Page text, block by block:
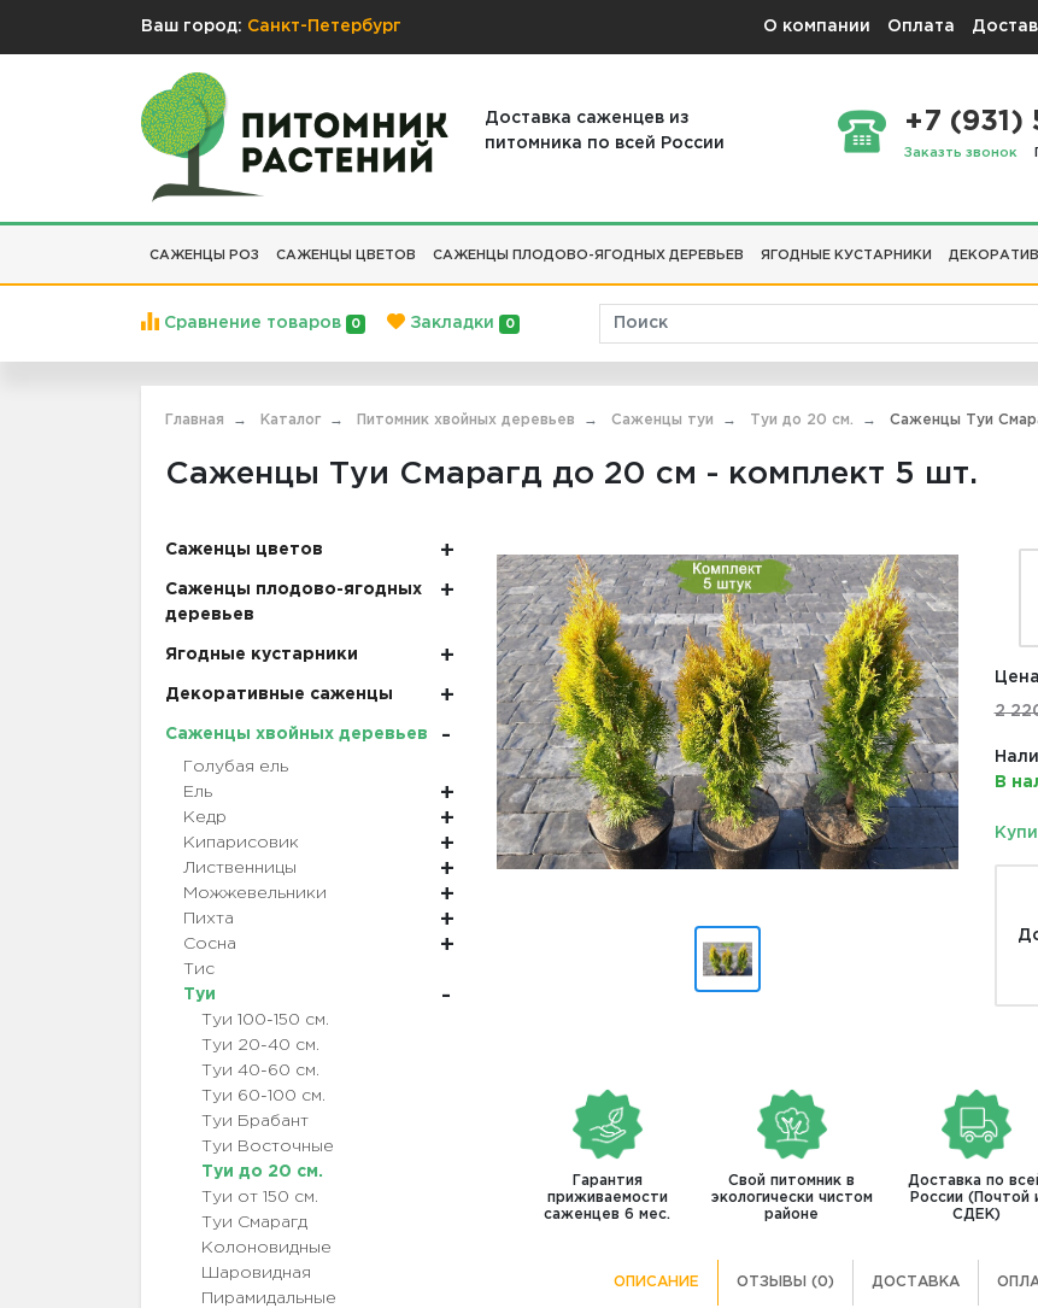
Ваш город: Санкт-Петербург О компании Оплата
Доставка саженцев из
питомника по всей России
+7 (931)
Заказть звонок
САЖЕНЦЫ РОЗ САЖЕНЦЫ ЦВЕТОВ САЖЕНЦЫ ПЛОДОВО-ЯГОДНЫХ ДЕРЕВЬЕВ ЯГОДНЫЕ КУСТАРНИКИ
Сравнение товаров 0 Закладки 0
Главная Каталог Питомник хвойных деревьев Саженцы туи Туи до 20 см. Саженцы Туи
Саженцы Туи Смарагд до 20 см - комплект 5 шт.
Саженцы цветов
Саженцы плодово-ягодных
деревьев
Ягодные кустарники
Декоративные саженцы
Саженцы хвойных деревьев
Голубая ель
Ель
Кедр
Кипарисовик
Лиственницы
Можжевельники
Пихта
Сосна
Тис
Туи
Туи 100-150 см.
Туи 20-40 см.
Туи 40-60 см.
Туи 60-100 см.
Туи Брабант
Туи Восточные
Туи до 20 см.
Туи от 150 см.
Туи Смарагд
Колоновидные
Шаровидная
Пирамидальные
2
В
Гарантия
приживаемости
саженцев 6 мес.
Свой питомник в
экологически чистом
районе
Доставка по
России (Почтой
СДЕК)
ОПИСАНИЕ ОТЗЫВЫ (0) ДОСТАВКА